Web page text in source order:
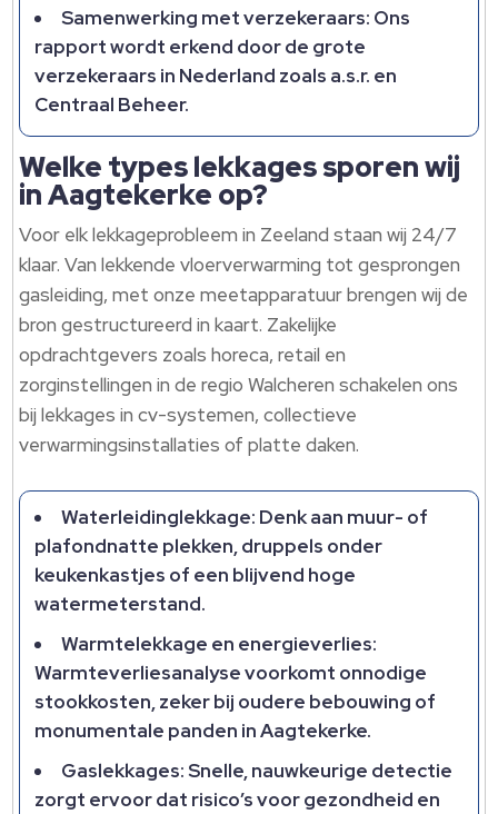
Samenwerking met verzekeraars: Ons
rapport wordt erkend door de grote
verzekeraars in Nederland zoals a.​s.​r.​ en
Centraal Beheer.​
Welke types lekkages sporen wij
in Aagtekerke op?
Voor elk lekkageprobleem in Zeeland staan wij 24/7
klaar.​ Van lekkende vloerverwarming tot gesprongen
gasleiding, met onze meetapparatuur brengen wij de
bron gestructureerd in kaart.​ Zakelijke
opdrachtgevers zoals horeca, retail en
zorginstellingen in de regio Walcheren schakelen ons
bij lekkages in cv-systemen, collectieve
verwarmingsinstallaties of platte daken.​
Waterleidinglekkage: Denk aan muur- of
plafondnatte plekken, druppels onder
keukenkastjes of een blijvend hoge
watermeterstand.​
Warmtelekkage en energieverlies:
Warmteverliesanalyse voorkomt onnodige
stookkosten, zeker bij oudere bebouwing of
monumentale panden in Aagtekerke.​
Gaslekkages: Snelle, nauwkeurige detectie
zorgt ervoor dat risico’s voor gezondheid en